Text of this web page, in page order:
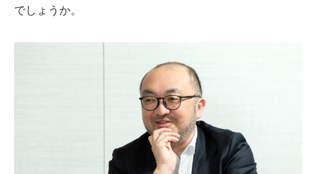
でしょうか。